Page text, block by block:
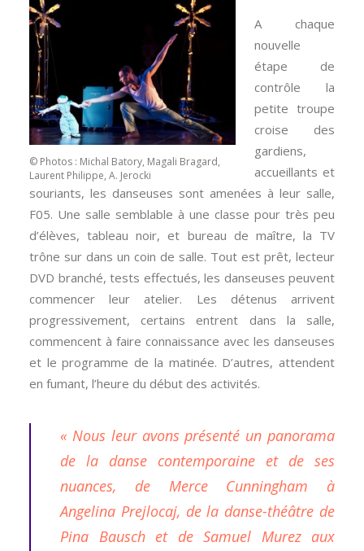
© Photos : Michal Batory, Magali Bragard,
Laurent Philippe, A. Jerocki
A chaque
nouvelle
étape de
contrôle la
petite troupe
croise des
gardiens,
accueillants et
souriants, les danseuses sont amenées à leur salle,
F05. Une salle semblable à une classe pour très peu
d’élèves, tableau noir, et bureau de maître, la TV
trône sur dans un coin de salle. Tout est prêt, lecteur
DVD branché, tests effectués, les danseuses peuvent
commencer leur atelier. Les détenus arrivent
progressivement, certains entrent dans la salle,
commencent à faire connaissance avec les danseuses
et le programme de la matinée. D’autres, attendent
en fumant, l’heure du début des activités.
« Nous leur avons présenté un panorama
de la danse contemporaine et de ses
nuances, de Merce Cunningham à
Angelina Prejlocaj, de la danse-théâtre de
Pina Bausch et de Samuel Murez aux